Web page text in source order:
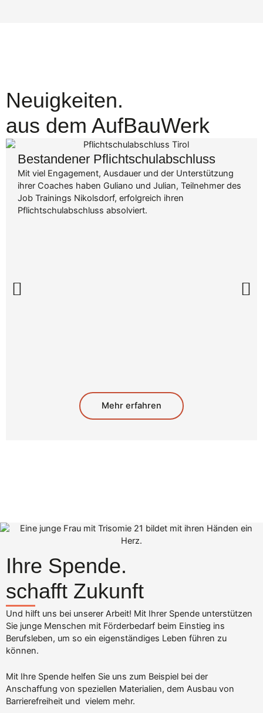
Neuigkeiten.
aus dem AufBauWerk
Bestandener Pflichtschulabschluss
Mit viel Engagement, Ausdauer und der Unterstützung
ihrer Coaches haben Guliano und Julian, Teilnehmer des
Job Trainings Nikolsdorf, erfolgreich ihren
Pflichtschulabschluss absolviert.
Mehr erfahren
Ihre Spende.
schafft Zukunft
Und hilft uns bei unserer Arbeit! Mit Ihrer Spende unterstützen
Sie junge Menschen mit Förderbedarf beim Einstieg ins
Berufsleben, um so ein eigenständiges Leben führen zu
können.
Mit Ihre Spende helfen Sie uns zum Beispiel bei der
Anschaffung von speziellen Materialien, dem Ausbau von
Barrierefreiheit und vielem mehr.